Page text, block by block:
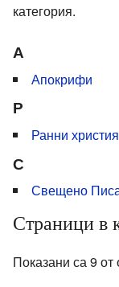
категория.
А
Апокрифи
Р
Ранни
С
Свещено
Страници в
Показани са 9 от